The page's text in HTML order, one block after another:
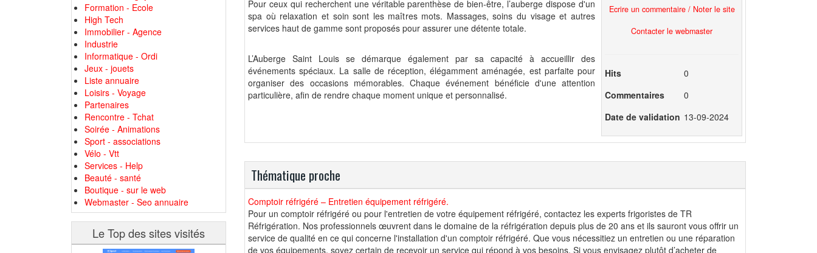
Formation - Ecole
High Tech
Immobilier - Agence
Industrie
Informatique - Ordi
Jeux - jouets
Liste annuaire
Loisirs - Voyage
Partenaires
Rencontre - Tchat
Soirée - Animations
Sport - associations
Vélo - Vtt
Services - Help
Beauté - santé
Boutique - sur le web
Webmaster - Seo annuaire
Le Top des sites visités
Pour ceux qui recherchent une véritable parenthèse de bien-être, l’auberge dispose d'un
spa où relaxation et soin sont les maîtres mots. Massages, soins du visage et autres
services haut de gamme sont proposés pour assurer une détente totale.
L’Auberge Saint Louis se démarque également par sa capacité à accueillir des
événements spéciaux. La salle de réception, élégamment aménagée, est parfaitepour
organiser des occasions mémorables. Chaque événement bénéficie d'une attention
particulière, afin de rendre chaque moment unique et personnalisé.
Ecrire un commentaire / Noter le site
Contacter le webmaster
Hits
0
Commentaires
0
Date de validation 13-09-2024
Thématique proche
Comptoir réfrigéré – Entretien équipement réfrigéré.
Pour un comptoir réfrigéré ou pour l'entretien de votre équipement réfrigéré, contactez les experts frigoristes de TR
Réfrigération. Nos professionnels œuvrent dans le domaine de la réfrigération depuis plus de 20 ans et ils sauront vous offrir un
service de qualité en ce qui concerne l'installation d'un comptoir réfrigéré. Que vous nécessitiez un entretien ou une réparation
de vos équipements, soyez certain de recevoir un service qui répond à vos besoins. Si vous envisagez plutôt d’acheter de